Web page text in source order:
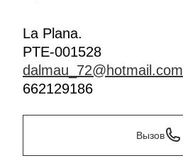
La Plana.
PTE-001528
dalmau_72@hotmail.com
662129186
Вызов